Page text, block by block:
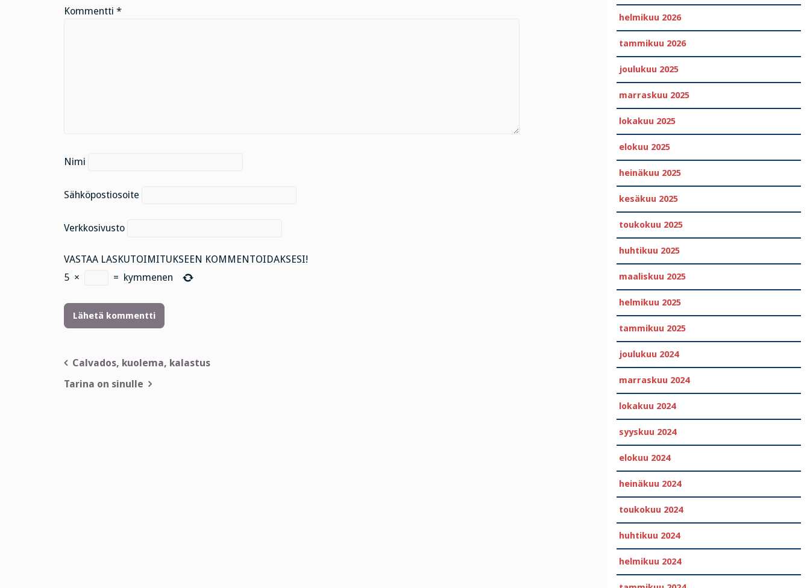
Kommentti *
Nimi
Sähköpostiosoite
Verkkosivusto
VASTAA LASKUTOIMITUKSEEN KOMMENTOIDAKSESI!
5 × = kymmenen
Artikkelien
selaus
Calvados, kuolema, kalastus
Tarina on sinulle
helmikuu 2026
tammikuu 2026
joulukuu 2025
marraskuu 2025
lokakuu 2025
elokuu 2025
heinäkuu 2025
kesäkuu 2025
toukokuu 2025
huhtikuu 2025
maaliskuu 2025
helmikuu 2025
tammikuu 2025
joulukuu 2024
marraskuu 2024
lokakuu 2024
syyskuu 2024
elokuu 2024
heinäkuu 2024
toukokuu 2024
huhtikuu 2024
helmikuu 2024